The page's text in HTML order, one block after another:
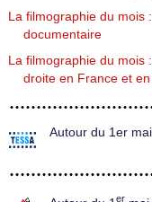
La filmographie du mois
documentaire
La filmographie du mois
droite en France et
Autour du 1er
er